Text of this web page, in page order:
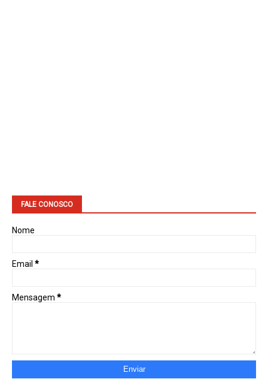
FALE CONOSCO
Nome
Email *
Mensagem *